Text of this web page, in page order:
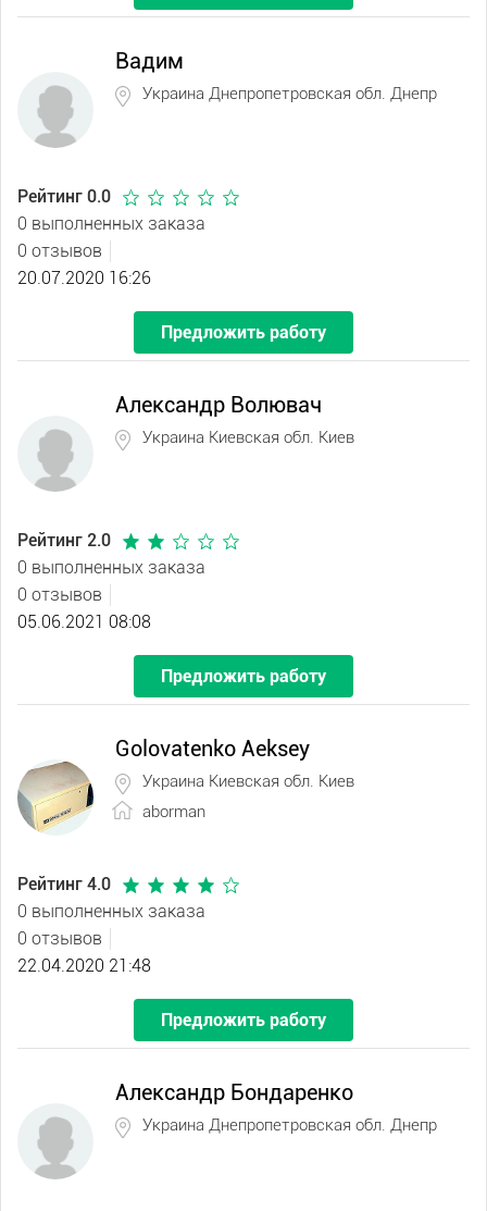
Вадим
Украина Днепропетровская обл. Днепр
Рейтинг 0.0
0 выполненных заказа
0 отзывов
20.07.2020 16:26
Предложить работу
Александр Волювач
Украина Киевская обл. Киев
Рейтинг 2.0
0 выполненных заказа
0 отзывов
05.06.2021 08:08
Предложить работу
Golovatenko Aeksey
Украина Киевская обл. Киев
aborman
Рейтинг 4.0
0 выполненных заказа
0 отзывов
22.04.2020 21:48
Предложить работу
Александр Бондаренко
Украина Днепропетровская обл. Днепр